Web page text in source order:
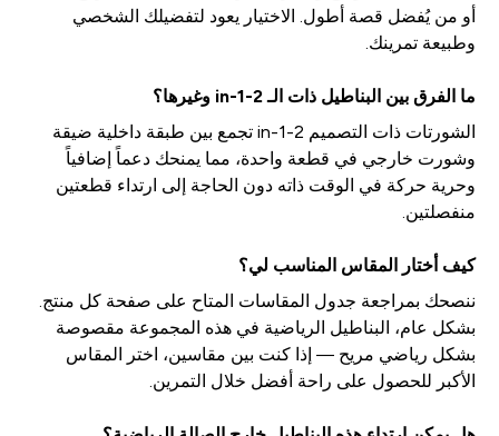
أو من يُفضل قصة أطول. الاختيار يعود لتفضيلك الشخصي
وطبيعة تمرينك.
ما الفرق بين البناطيل ذات الـ 2-in-1 وغيرها؟
الشورتات ذات التصميم 2-in-1 تجمع بين طبقة داخلية ضيقة
وشورت خارجي في قطعة واحدة، مما يمنحك دعماً إضافياً
وحرية حركة في الوقت ذاته دون الحاجة إلى ارتداء قطعتين
منفصلتين.
كيف أختار المقاس المناسب لي؟
ننصحك بمراجعة جدول المقاسات المتاح على صفحة كل منتج.
بشكل عام، البناطيل الرياضية في هذه المجموعة مقصوصة
بشكل رياضي مريح — إذا كنت بين مقاسين، اختر المقاس
الأكبر للحصول على راحة أفضل خلال التمرين.